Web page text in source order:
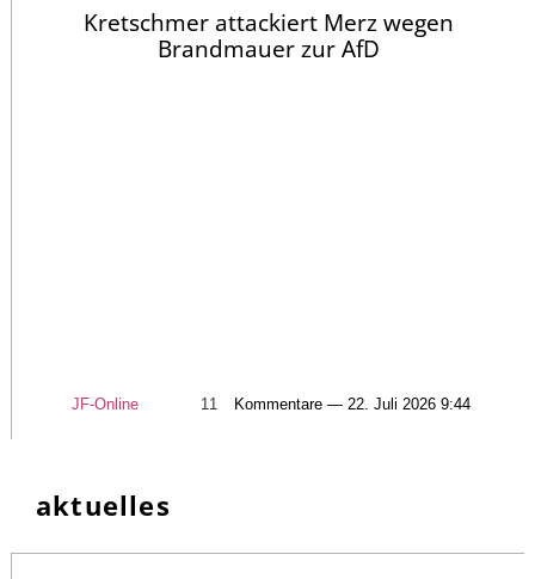
Kretschmer attackiert Merz wegen
Brandmauer zur AfD
JF-Online 11 Kommentare — 22. Juli 2026 9:44
aktuelles